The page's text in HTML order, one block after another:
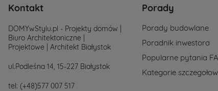
z
nami.
telefonicznie
Kontakt
DOMYwStylu.pl - Projekty domów |
Biuro Architektoniczne |
Projektowe | Architekt Białystok
ul.Podleśna 14, 15-227 Białystok
tel: (+48)577 007 517
Porady
Porady budowlane
Poradnik inwestora
Popularne pytania
Kategorie